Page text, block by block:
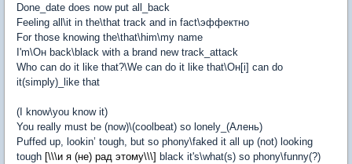
Done_date does now put all_back
Feeling all\it in the\that track and in fact\эффектно
For those knowing the\that\him\my name
I'm\Он back\black with a brand new track_attack
Who can do it like that?\We can do it like that\Он[i] can do
it(simply)_like that
(I know\you know it)
You really must be (now)\(coolbeat) so lonely_(Алень)
Puffed up, lookin’ tough, but so phony\faked it all up (not) looking
tough [\\\и я (не) рад этому\\\] black it's\what(s) so phony\funny(?)